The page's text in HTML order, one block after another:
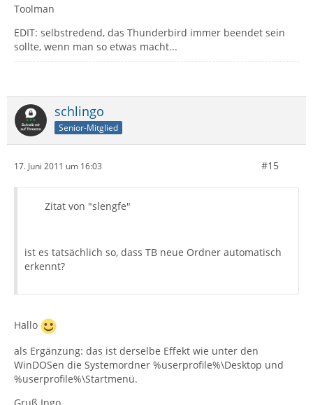
Toolman
EDIT: selbstredend, das Thunderbird immer beendet sein
sollte, wenn man so etwas macht...
schlingo
Senior-Mitglied
17. Juni 2011 um 16:03 #15
Zitat von "slengfe"
ist es tatsächlich so, dass TB neue Ordner automatisch
erkennt?
Hallo
als Ergänzung: das ist derselbe Effekt wie unter den
WinDOSen die Systemordner %userprofile%\Desktop und
%userprofile%\Startmenü.